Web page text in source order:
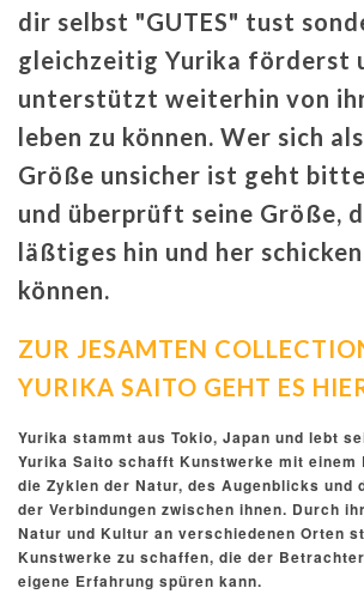
dir selbst "GUTES" tust
gleichzeitig Yurika förderst
unterstützt weiterhin von
leben zu können. Wer sich
Größe unsicher ist geht
und überprüft seine Größe,
läßtiges hin und her
können.
ZUR JESAMTEN
YURIKA SAITO GEHT ES
Yurika stammt aus Tokio, Japan und lebt
Yurika Saito schafft Kunstwerke mit einem
die Zyklen der Natur, des Augenblicks und
der Verbindungen zwischen ihnen. Durch
Natur und Kultur an verschiedenen Orten
Kunstwerke zu schaffen, die der
eigene Erfahrung spüren kann.